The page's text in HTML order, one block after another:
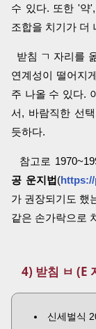
수 있다. 또한 '약
조합을 치기가 더
받침 ㄱ 자리를
연계성이 떨어지
주 나올 수 있다.
서, 바람직한 선
듯하다.
참고로
공 운지법(
가 권장되기도 했
같은 손가락으로
4) 받침 ㅂ (E
신세벌식